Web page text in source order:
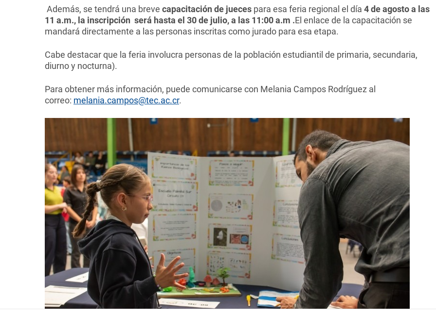
Además, se tendrá una breve capacitación de jueces para esa feria regional el día 4 de agosto a las
11 a.m., la inscripción será hasta el 30 de julio, a las 11:00 a.m .El enlace de la capacitación se
mandará directamente a las personas inscritas como jurado para esa etapa.
Cabe destacar que la feria involucra personas de la población estudiantil de primaria, secundaria,
diurno y nocturna).
Para obtener más información, puede comunicarse con Melania Campos Rodríguez al
correo: melania.campos@tec.ac.cr.